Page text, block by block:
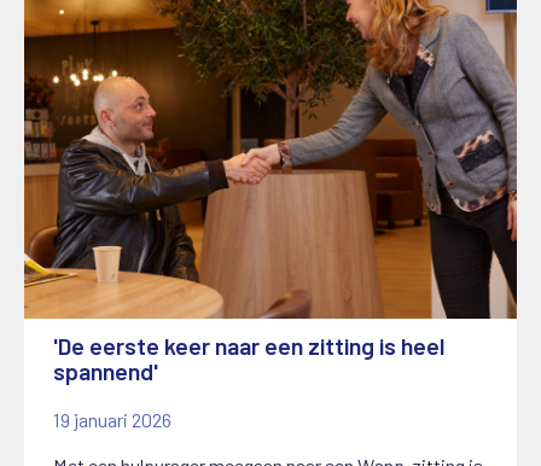
'De eerste keer naar een zitting is heel
spannend'
19 januari 2026